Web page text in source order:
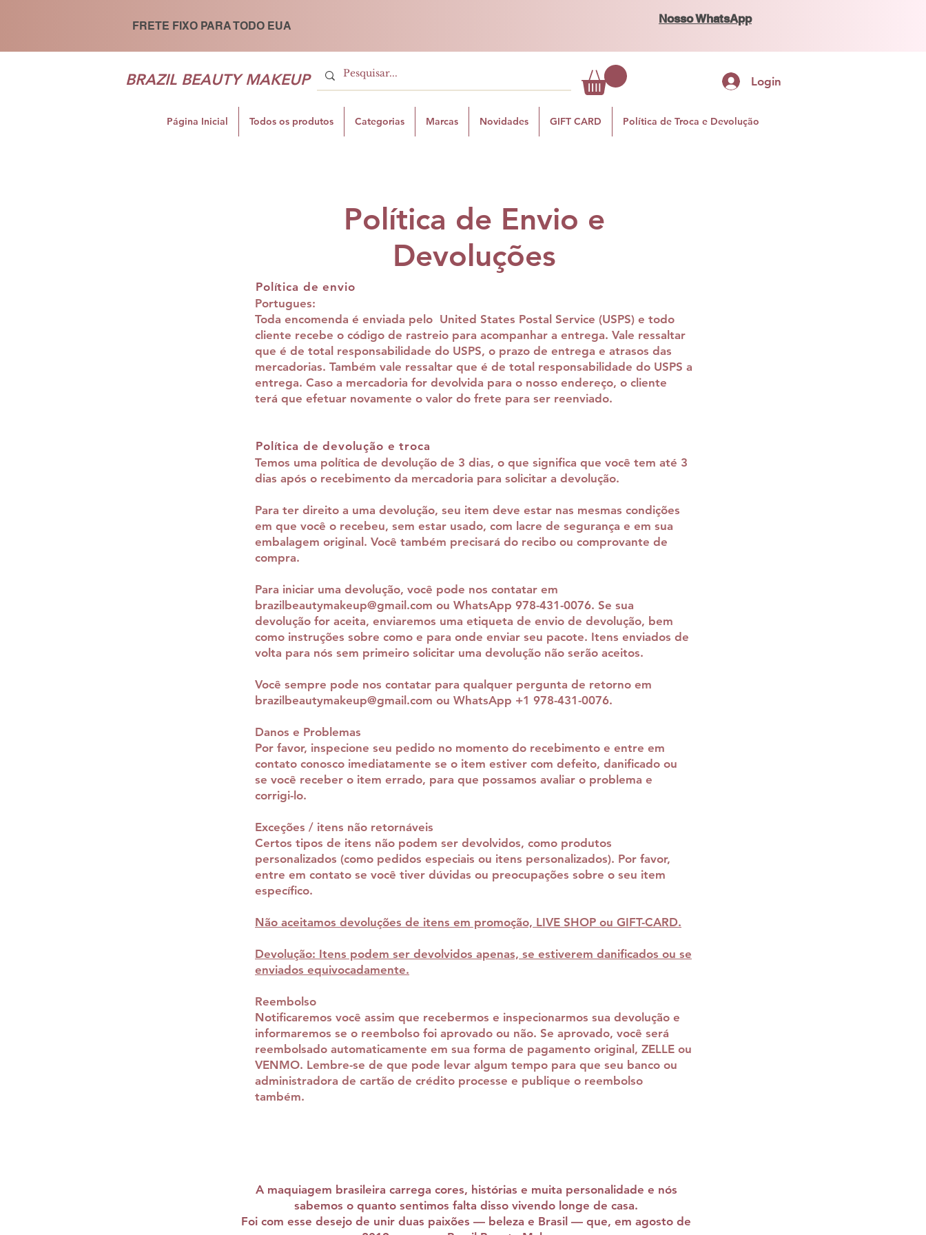
FRETE FIXO PARA TODO EUA
Nosso WhatsApp
BRAZIL BEAUTY MAKEUP Login
Página Inicial Todos os produtos Categorias Marcas Novidades GIFT CARD Política de Troca e Devolução
Política de Envio e
Devoluções
Política de envio
Portugues:
Toda encomenda é enviada pelo United States Postal Service (USPS) e todo
cliente recebe o código de rastreio para acompanhar a entrega. Vale ressaltar
que é de total responsabilidade do USPS, o prazo de entrega e atrasos das
mercadorias. Também vale ressaltar que é de total responsabilidade do USPS a
entrega. Caso a mercadoria for devolvida para o nosso endereço, o cliente
terá que efetuar novamente o valor do frete para ser reenviado.
Política de devolução e troca
Temos uma política de devolução de 3 dias, o que significa que você tem até 3
dias após o recebimento da mercadoria para solicitar a devolução.
Para ter direito a uma devolução, seu item deve estar nas mesmas condições
em que você o recebeu, sem estar usado, com lacre de segurança e em sua
embalagem original. Você também precisará do recibo ou comprovante de
compra.
Para iniciar uma devolução, você pode nos contatar em
brazilbeautymakeup@gmail.com ou WhatsApp 978-431-0076. Se sua
devolução for aceita, enviaremos uma etiqueta de envio de devolução, bem
como instruções sobre como e para onde enviar seu pacote. Itens enviados de
volta para nós sem primeiro solicitar uma devolução não serão aceitos.
Você sempre pode nos contatar para qualquer pergunta de retorno em
brazilbeautymakeup@gmail.com ou WhatsApp +1 978-431-0076.
Danos e Problemas
Por favor, inspecione seu pedido no momento do recebimento e entre em
contato conosco imediatamente se o item estiver com defeito, danificado ou
se você receber o item errado, para que possamos avaliar o problema e
corrigi-lo.
Exceções / itens não retornáveis
Certos tipos de itens não podem ser devolvidos, como produtos
personalizados (como pedidos especiais ou itens personalizados). Por favor,
entre em contato se você tiver dúvidas ou preocupações sobre o seu item
específico.
Não aceitamos devoluções de itens em promoção, LIVE SHOP ou GIFT-CARD.
Devolução: Itens podem ser devolvidos apenas, se estiverem danificados ou se
enviados equivocadamente.
Reembolso
Notificaremos você assim que recebermos e inspecionarmos sua devolução e
informaremos se o reembolso foi aprovado ou não. Se aprovado, você será
reembolsado automaticamente em sua forma de pagamento original, ZELLE ou
VENMO. Lembre-se de que pode levar algum tempo para que seu banco ou
administradora de cartão de crédito processe e publique o reembolso
também.
A maquiagem brasileira carrega cores, histórias e muita personalidade e nós
sabemos o quanto sentimos falta disso vivendo longe de casa.
Foi com esse desejo de unir duas paixões — beleza e Brasil — que, em agosto de